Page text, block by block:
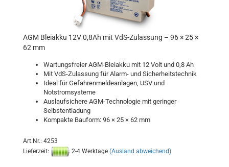
AGM Bleiakku 12V 0,8Ah mit VdS-Zulassung – 96 × 25 ×
62 mm
Wartungsfreier AGM-Bleiakku mit 12 Volt und 0,8 Ah
Mit VdS-Zulassung für Alarm- und Sicherheitstechnik
Ideal für Gefahrenmeldeanlagen, USV und
Notstromsysteme
Auslaufsichere AGM-Technologie mit geringer
Selbstentladung
Kompakte Bauform: 96 × 25 × 62 mm
Art.Nr.: 4253
Lieferzeit:
2-4 Werktage (Ausland abweichend)